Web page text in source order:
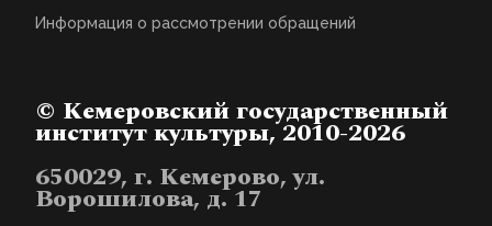
Информация о рассмотрении обращений
© Кемеровский государственный
институт культуры, 2010-2026
650029, г. Кемерово, ул.
Ворошилова, д. 17